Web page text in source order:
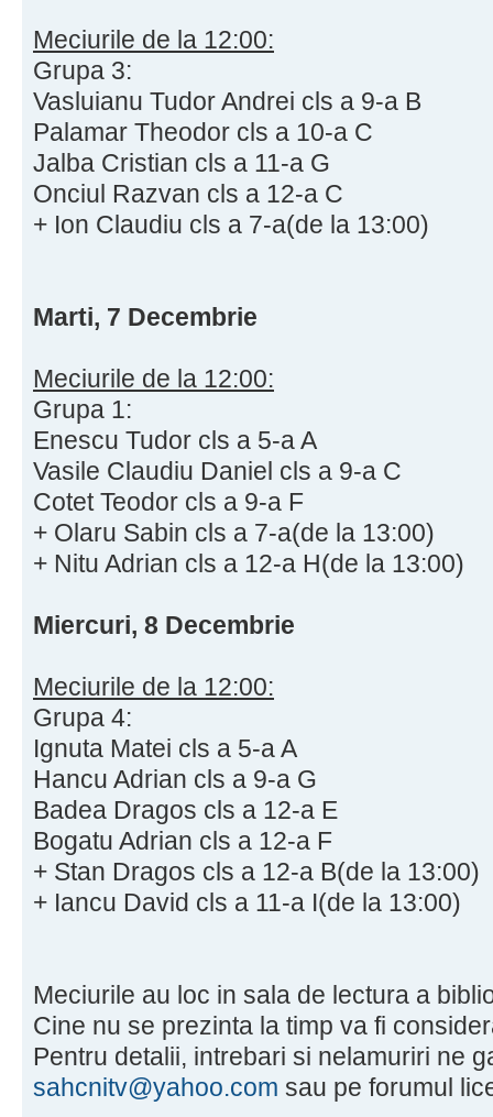
Meciurile de la 12:00:
Grupa 3:
Vasluianu Tudor Andrei cls a 9-a B
Palamar Theodor cls a 10-a C
Jalba Cristian cls a 11-a G
Onciul Razvan cls a 12-a C
+ Ion Claudiu cls a 7-a(de la 13:00)
Marti, 7 Decembrie
Meciurile de la 12:00:
Grupa 1:
Enescu Tudor cls a 5-a A
Vasile Claudiu Daniel cls a 9-a C
Cotet Teodor cls a 9-a F
+ Olaru Sabin cls a 7-a(de la 13:00)
+ Nitu Adrian cls a 12-a H(de la 13:00)
Miercuri, 8 Decembrie
Meciurile de la 12:00:
Grupa 4:
Ignuta Matei cls a 5-a A
Hancu Adrian cls a 9-a G
Badea Dragos cls a 12-a E
Bogatu Adrian cls a 12-a F
+ Stan Dragos cls a 12-a B(de la 13:00)
+ Iancu David cls a 11-a I(de la 13:00)
Meciurile au loc in sala de lectura a
Cine nu se prezinta la timp va fi
Pentru detalii, intrebari si nelamuriri ne
sahcnitv@yahoo.com sau pe forumul